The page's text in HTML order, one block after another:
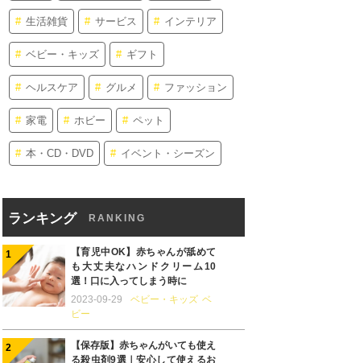
生活雑貨 サービス インテリア
ベビー・キッズ ギフト
ヘルスケア グルメ ファッション
家電 ホビー ペット
本・CD・DVD イベント・シーズン
ランキング RANKING
【育児中OK】赤ちゃんが舐めて
も大丈夫なハンドクリーム10
選！口に入ってしまう時に
2023-09-29
ベビー・キッズ ベ
ビー
【保存版】赤ちゃんがいても使え
る殺虫剤9選｜安心して使えるお